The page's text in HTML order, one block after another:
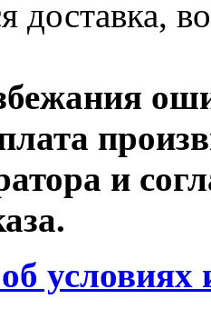
доставка,
и